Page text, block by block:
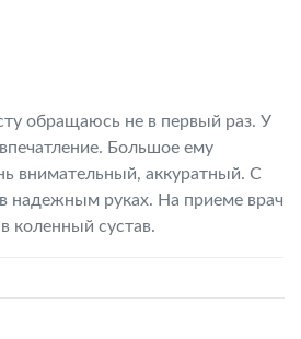
обращаюсь не в первый раз. У
Большое ему
внимательный, аккуратный. С
надежным руках. На приеме врач
коленный сустав.